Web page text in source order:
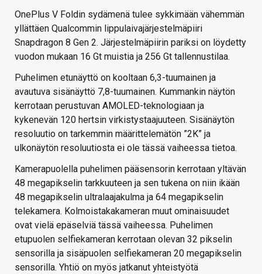
OnePlus V Foldin sydämenä tulee sykkimään vähemmän
yllättäen Qualcommin lippulaivajärjestelmäpiiri
Snapdragon 8 Gen 2. Järjestelmäpiirin pariksi on löydetty
vuodon mukaan 16 Gt muistia ja 256 Gt tallennustilaa.
Puhelimen etunäyttö on kooltaan 6,3-tuumainen ja
avautuva sisänäyttö 7,8-tuumainen. Kummankin näytön
kerrotaan perustuvan AMOLED-teknologiaan ja
kykenevän 120 hertsin virkistystaajuuteen. Sisänäytön
resoluutio on tarkemmin määrittelemätön ”2K” ja
ulkonäytön resoluutiosta ei ole tässä vaiheessa tietoa.
Kamerapuolella puhelimen pääsensorin kerrotaan yltävän
48 megapikselin tarkkuuteen ja sen tukena on niin ikään
48 megapikselin ultralaajakulma ja 64 megapikselin
telekamera. Kolmoistakakameran muut ominaisuudet
ovat vielä epäselviä tässä vaiheessa. Puhelimen
etupuolen selfiekameran kerrotaan olevan 32 pikselin
sensorilla ja sisäpuolen selfiekameran 20 megapikselin
sensorilla. Yhtiö on myös jatkanut yhteistyötä